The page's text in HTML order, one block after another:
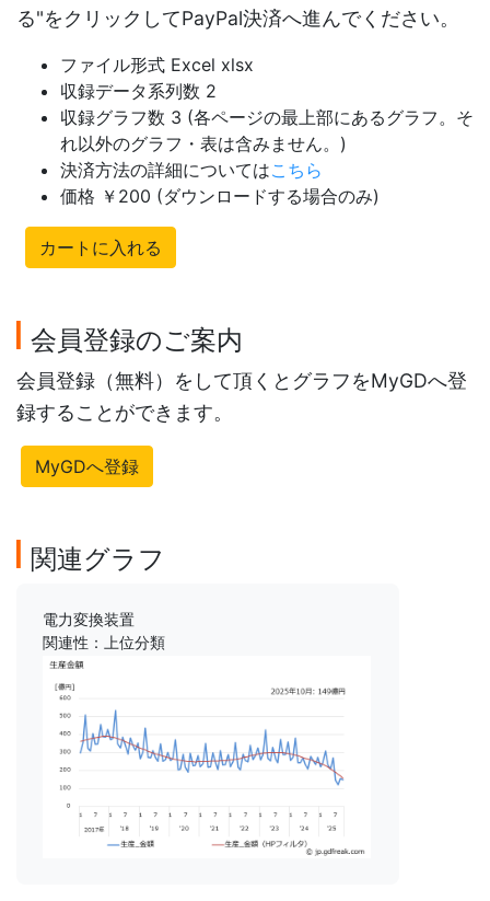
る"をクリックしてPayPal決済へ進んでください。
ファイル形式 Excel xlsx
収録データ系列数 2
収録グラフ数 3 (各ページの最上部にあるグラフ。そ
れ以外のグラフ・表は含みません。)
決済方法の詳細についてはこちら
価格 ￥200 (ダウンロードする場合のみ)
カートに入れる
会員登録のご案内
会員登録（無料）をして頂くとグラフをMyGDへ登
録することができます。
MyGDへ登録
関連グラフ
電力変換装置
関連性：上位分類